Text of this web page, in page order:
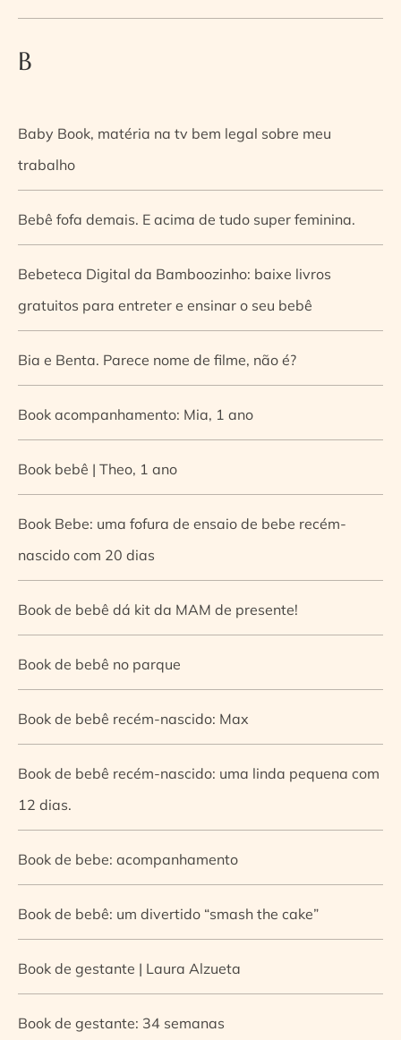
B
Baby Book, matéria na tv bem legal sobre meu
trabalho
Bebê fofa demais. E acima de tudo super feminina.
Bebeteca Digital da Bamboozinho: baixe livros
gratuitos para entreter e ensinar o seu bebê
Bia e Benta. Parece nome de filme, não é?
Book acompanhamento: Mia, 1 ano
Book bebê | Theo, 1 ano
Book Bebe: uma fofura de ensaio de bebe recém-
nascido com 20 dias
Book de bebê dá kit da MAM de presente!
Book de bebê no parque
Book de bebê recém-nascido: Max
Book de bebê recém-nascido: uma linda pequena com
12 dias.
Book de bebe: acompanhamento
Book de bebê: um divertido “smash the cake”
Book de gestante | Laura Alzueta
Book de gestante: 34 semanas